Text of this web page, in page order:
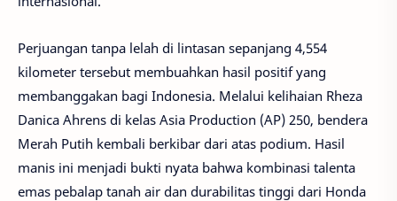
Perjuangan tanpa lelah di lintasan sepanjang 4,554
kilometer tersebut membuahkan hasil positif yang
membanggakan bagi Indonesia. Melalui kelihaian Rheza
Danica Ahrens di kelas Asia Production (AP) 250, bendera
Merah Putih kembali berkibar dari atas podium. Hasil
manis ini menjadi bukti nyata bahwa kombinasi talenta
emas pebalap tanah air dan durabilitas tinggi dari Honda